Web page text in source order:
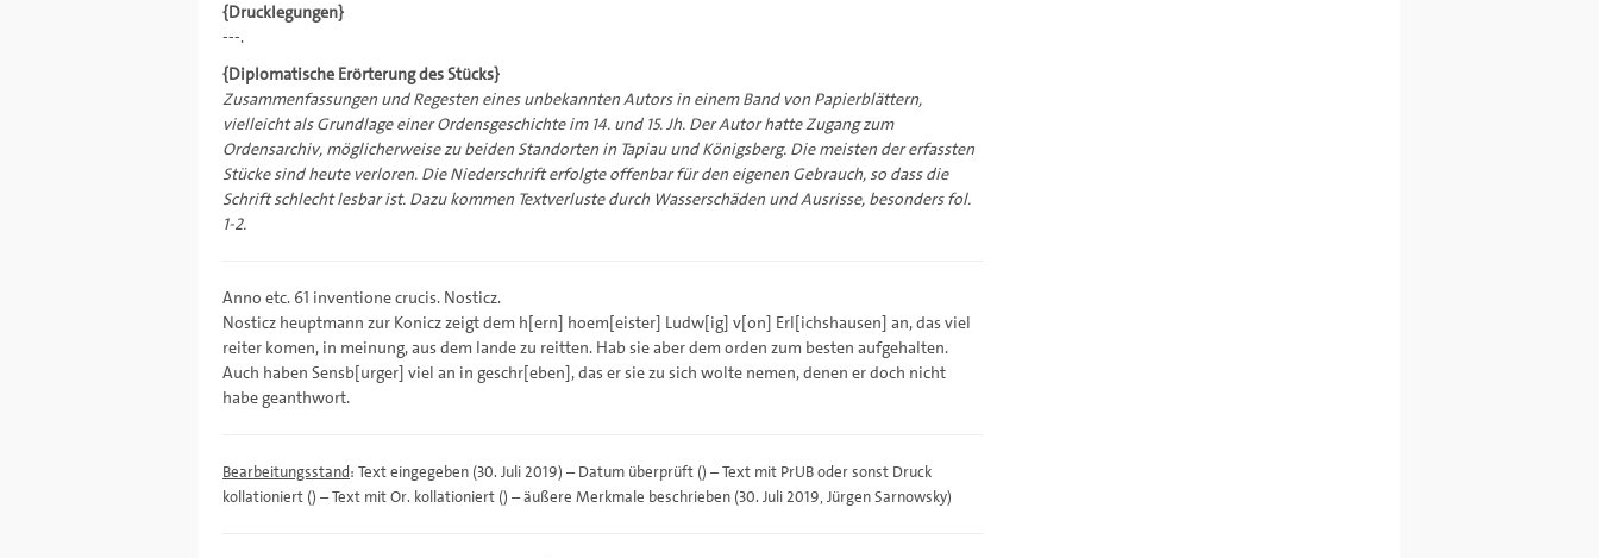
{Drucklegungen}
---.
{Diplomatische Erörterung des Stücks}
Zusammenfassungen und Regesten eines unbekannten Autors in einem Band von Papierblättern,
vielleicht als Grundlage einer Ordensgeschichte im 14. und 15. Jh. Der Autor hatte Zugang zum
Ordensarchiv, möglicherweise zu beiden Standorten in Tapiau und Königsberg. Die meisten der erfassten
Stücke sind heute verloren. Die Niederschrift erfolgte offenbar für den eigenen Gebrauch, so dass die
Schrift schlecht lesbar ist. Dazu kommen Textverluste durch Wasserschäden und Ausrisse, besonders fol.
1-2.
Anno etc. 61 inventione crucis. Nosticz.
Nosticz heuptmann zur Konicz zeigt dem h[ern] hoem[eister] Ludw[ig] v[on] Erl[ichshausen] an, das viel
reiter komen, in meinung, aus dem lande zu reitten. Hab sie aber dem orden zum besten aufgehalten.
Auch haben Sensb[urger] viel an in geschr[eben], das er sie zu sich wolte nemen, denen er doch nicht
habe geanthwort.
Bearbeitungsstand: Text eingegeben (30. Juli 2019) – Datum überprüft () – Text mit PrUB oder sonst Druck
kollationiert () – Text mit Or. kollationiert () – äußere Merkmale beschrieben (30. Juli 2019, Jürgen Sarnowsky)